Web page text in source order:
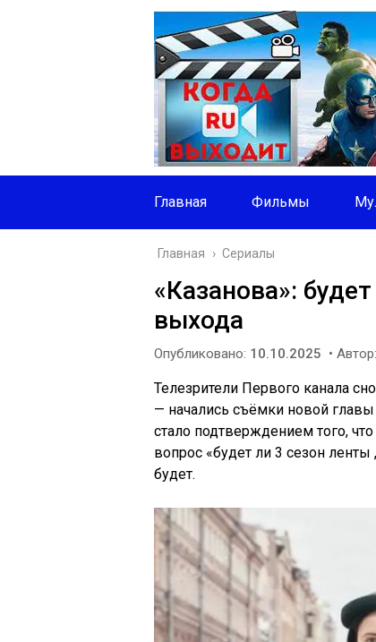
Главная Фильмы
Главная › Сериалы
«Казанова»:
выхода
Опубликовано: 10.10.2025 • Автор:
Телезрители Первого канала
— начались съёмки новой
стало подтверждением того,
вопрос «будет ли 3 сезон ленты
будет.